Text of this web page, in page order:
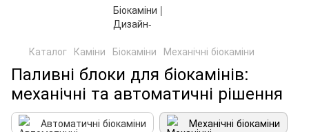
Каталог Каміни Біокаміни Механічні біокаміни
Паливні блоки для біокамінів:
механічні та автоматичні рішення
Автоматичні біокаміни
Механічні біокаміни